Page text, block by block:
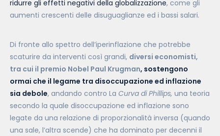
ridurre gli effetti negativi della globalizzazione, come gli
aumenti crescenti delle disuguaglianze ed i bassi salari.
Di fronte allo spettro dell’iperinflazione che potrebbe
scaturire da interventi così grandi, diversi economisti,
tra cui il premio Nobel Paul Krugman, sostengono
ormai che il legame tra disoccupazione ed inflazione
sia debole, andando contro La Curva di Phillips, una teoria
secondo la quale disoccupazione ed inflazione sono
legate da una relazione di proporzionalità inversa (quando
una sale, l’altra scende) che ha dominato per decenni il